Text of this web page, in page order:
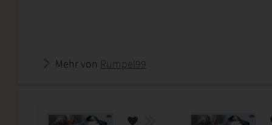
Mehr von Rumpel99